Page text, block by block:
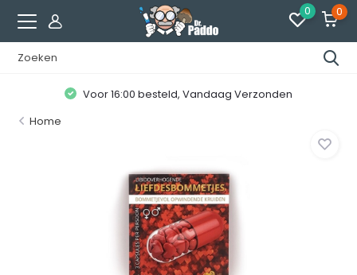
0 0
Voor 16:00 besteld, Vandaag Verzonden
Home